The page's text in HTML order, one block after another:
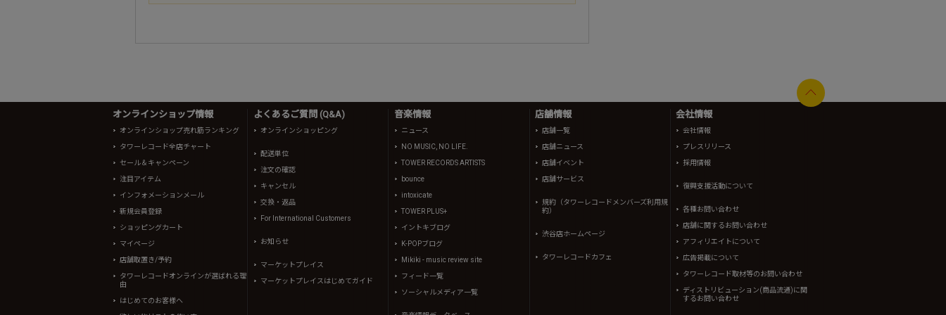
オンラインショップ情報
オンラインショップ売れ筋ランキング
タワーレコード全店チャート
セール＆キャンペーン
注目アイテム
インフォメーションメール
新規会員登録
ショッピングカート
マイページ
店舗取置き/予約
タワーレコードオンラインが選ばれる理
由
はじめてのお客様へ
よくあるご質問 (Q&A)
オンラインショッピング
配送単位
注文の確認
キャンセル
交換・返品
For International Customers
お知らせ
マーケットプレイス
マーケットプレイスはじめてガイド
音楽情報
ニュース
NO MUSIC, NO LIFE.
TOWER RECORDS ARTISTS
bounce
intoxicate
TOWER PLUS+
イントキブログ
K-POPブログ
Mikiki - music review site
フィード一覧
ソーシャルメディア一覧
店舗情報
店舗一覧
店舗ニュース
店舗イベント
店舗サービス
規約（タワーレコードメンバーズ利用規
約）
渋谷店ホームページ
タワーレコードカフェ
会社情報
会社情報
プレスリリース
採用情報
復興支援活動について
各種お問い合わせ
店舗に関するお問い合わせ
アフィリエイトについて
広告掲載について
タワーレコード取材等のお問い合わせ
ディストリビューション(商品流通)に関
するお問い合わせ